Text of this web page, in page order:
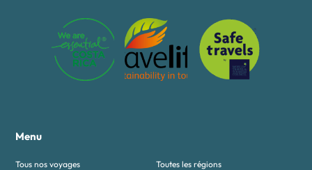
Menu
Tous nos voyages
Toutes les régions